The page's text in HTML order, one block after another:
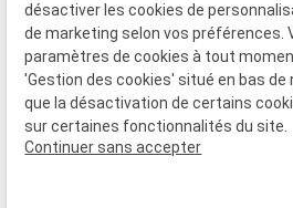
désactiver les cookies de
de marketing selon vos préférences.
paramètres de cookies à tout
'Gestion des cookies' situé en bas
que la désactivation de certains
sur certaines fonctionnalités du site.
Continuer sans accepter